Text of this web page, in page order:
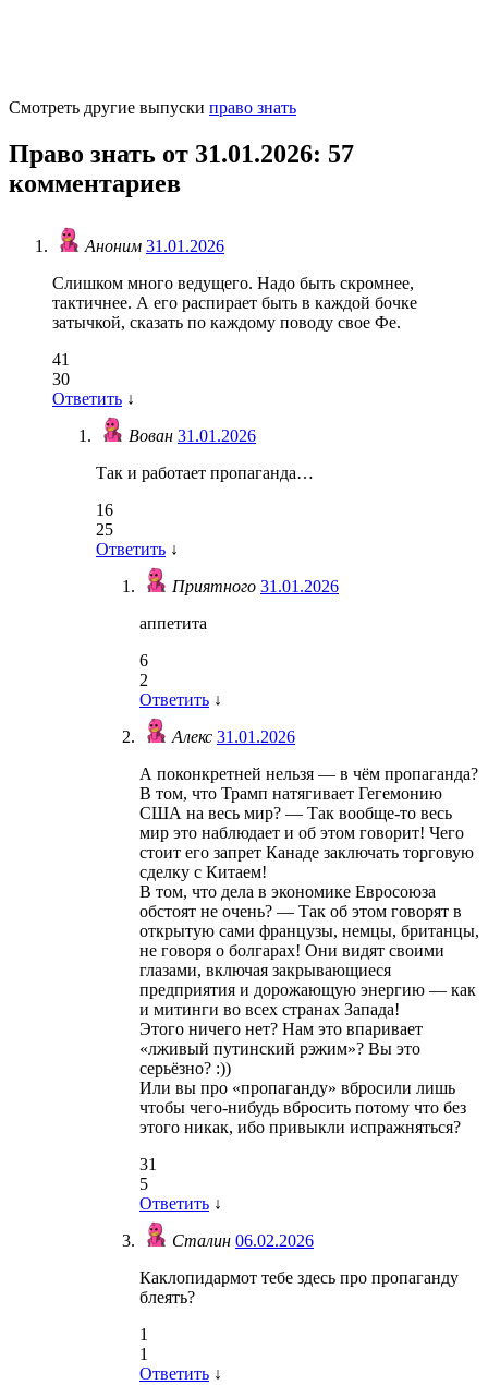
Смотреть другие выпуски право знать
Право знать от 31.01.2026: 57
комментариев
Аноним 31.01.2026
Слишком много ведущего. Надо быть скромнее,
тактичнее. А его распирает быть в каждой бочке
затычкой, сказать по каждому поводу свое Фе.
41
30
Ответить ↓
Вован 31.01.2026
Так и работает пропаганда…
16
25
Ответить ↓
Приятного 31.01.2026
аппетита
6
2
Ответить ↓
Алекс 31.01.2026
А поконкретней нельзя — в чём пропаганда?
В том, что Трамп натягивает Гегемонию
США на весь мир? — Так вообще-то весь
мир это наблюдает и об этом говорит! Чего
стоит его запрет Канаде заключать торговую
сделку с Китаем!
В том, что дела в экономике Евросоюза
обстоят не очень? — Так об этом говорят в
открытую сами французы, немцы, британцы,
не говоря о болгарах! Они видят своими
глазами, включая закрывающиеся
предприятия и дорожающую энергию — как
и митинги во всех странах Запада!
Этого ничего нет? Нам это впаривает
«лживый путинский рэжим»? Вы это
серьёзно? :))
Или вы про «пропаганду» вбросили лишь
чтобы чего-нибудь вбросить потому что без
этого никак, ибо привыкли испражняться?
31
5
Ответить ↓
Сталин 06.02.2026
Каклопидармот тебе здесь про пропаганду
блеять?
1
1
Ответить ↓